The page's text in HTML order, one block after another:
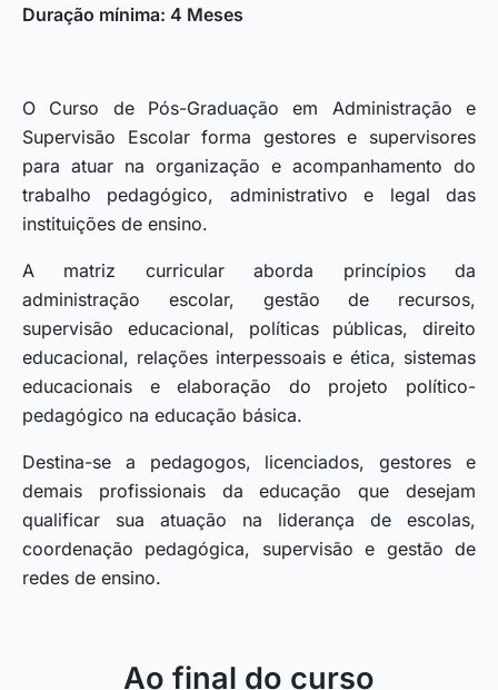
Duração mínima: 4 Meses
O Curso de Pós-Graduação em Administração e
Supervisão Escolar forma gestores e supervisores
para atuar na organização e acompanhamento do
trabalho pedagógico, administrativo e legal das
instituições de ensino.
A matriz curricular aborda princípios da
administração escolar, gestão de recursos,
supervisão educacional, políticas públicas, direito
educacional, relações interpessoais e ética, sistemas
educacionais e elaboração do projeto político-
pedagógico na educação básica.
Destina-se a pedagogos, licenciados, gestores e
demais profissionais da educação que desejam
qualificar sua atuação na liderança de escolas,
coordenação pedagógica, supervisão e gestão de
redes de ensino.
Ao final do curso